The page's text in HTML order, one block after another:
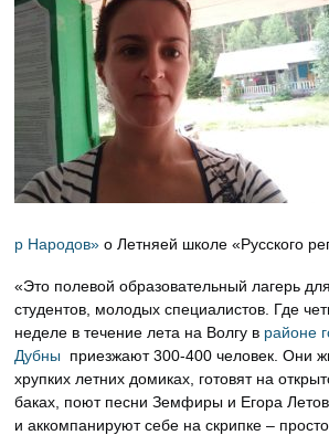
р Народов» о Летняей школе «Русского
«Это полевой образовательный лагерь
студентов, молодых специалистов. Где
неделе в течение лета на Волгу в районе
Дубны
приезжают 300-400 человек. Они
хрупких летних домиках, готовят на
баках, поют песни Земфиры и Егора
и аккомпанируют себе на скрипке –